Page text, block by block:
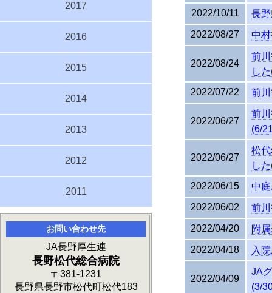
2022/10/11
長
2022/08/27
中
2022/08/24
前
し
2022/07/22
前
2022/06/27
前
(6/
2022/06/27
松
し
2022/06/15
中
2022/06/02
前
2022/04/20
附
2022/04/18
入
2022/04/09
JA
(3/
2017
2016
2015
2014
2013
2012
2011
お問い合わせ先
JA長野厚生連
長野松代総合病院
〒381-1231
長野県長野市松代町松代183